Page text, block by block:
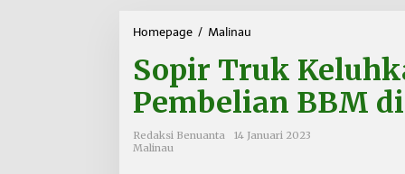
Homepage / Malinau
p
r
T
Sopir Truk
Pembelian BBM
Redaksi Benuanta
14 Januari 2023
Malinau